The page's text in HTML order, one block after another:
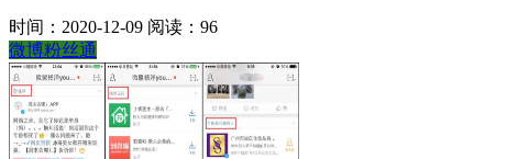
时间：2020-12-09 阅读：96
微博粉丝通